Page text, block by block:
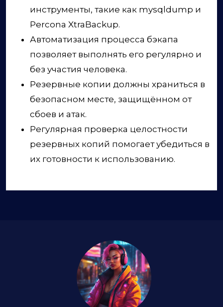
инструменты, такие как mysqldump и
Percona XtraBackup.
Автоматизация процесса бэкапа
позволяет выполнять его регулярно и
без участия человека.
Резервные копии должны храниться в
безопасном месте, защищённом от
сбоев и атак.
Регулярная проверка целостности
резервных копий помогает убедиться в
их готовности к использованию.